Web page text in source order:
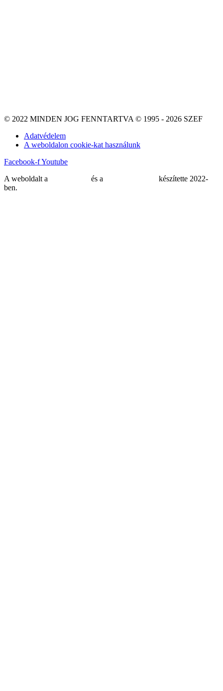
© 2022 MINDEN JOG FENNTARTVA © 1995 - 2026 SZEF
Adatvédelem
A weboldalon cookie-kat használunk
Facebook-fYoutube
A weboldalt a
és a
készítette 2022-
ben.